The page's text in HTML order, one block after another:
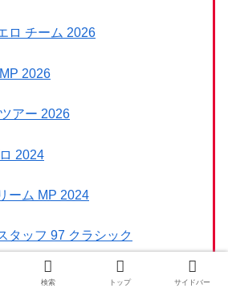
ロ チーム 2026
2026
アー 2026
2024
ーム MP 2024
タッフ 97 クラシック
イト 100 XS 300g 2026
検索 トップ サイドバー